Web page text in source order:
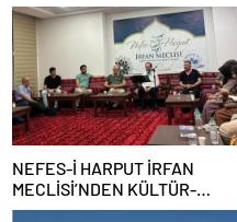
NEFES-İ HARPUT İRFAN
MECLİSİ’NDEN KÜLTÜR-
SANAT BULUŞMASI